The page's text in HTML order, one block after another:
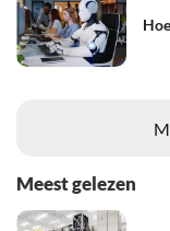
Meest gelezen